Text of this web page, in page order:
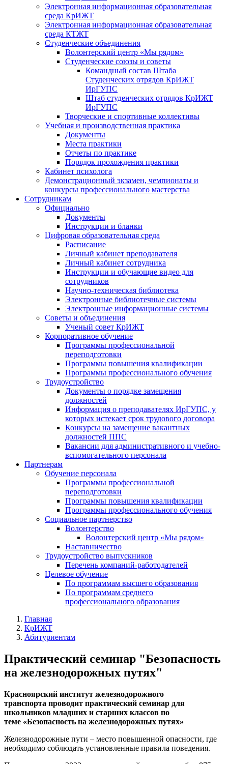
Электронная информационная образовательная
среда КрИЖТ
Электронная информационная образовательная
среда КТЖТ
Студенческие объединения
Волонтерский центр «Мы рядом»
Студенческие союзы и советы
Командный состав Штаба
Студенческих отрядов КрИЖТ
ИрГУПС
Штаб студенческих отрядов КрИЖТ
ИрГУПС
Творческие и спортивные коллективы
Учебная и производственная практика
Документы
Места практики
Отчеты по практике
Порядок прохождения практики
Кабинет психолога
Демонстрационный экзамен, чемпионаты и
конкурсы профессионального мастерства
Сотрудникам
Официально
Документы
Инструкции и бланки
Цифровая образовательная среда
Расписание
Личный кабинет преподавателя
Личный кабинет сотрудника
Инструкции и обучающие видео для
сотрудников
Научно-техническая библиотека
Электронные библиотечные системы
Электронные информационные системы
Советы и объединения
Ученый совет КрИЖТ
Корпоративное обучение
Программы профессиональной
переподготовки
Программы повышения квалификации
Программы профессионального обучения
Трудоустройство
Документы о порядке замещения
должностей
Информация о преподавателях ИрГУПС, у
которых истекает срок трудового договора
Конкурсы на замещение вакантных
должностей ППС
Вакансии для административного и учебно-
вспомогательного персонала
Партнерам
Обучение персонала
Программы профессиональной
переподготовки
Программы повышения квалификации
Программы профессионального обучения
Социальное партнерство
Волонтерство
Волонтерский центр «Мы рядом»
Наставничество
Трудоустройство выпускников
Перечень компаний-работодателей
Целевое обучение
По программам высшего образования
По программам среднего
профессионального образования
Главная
КрИЖТ
Абитуриентам
Практический семинар "Безопасность
на железнодорожных путях"
Красноярский институт железнодорожного
транспорта проводит практический семинар для
школьников младших и старших классов по
теме «Безопасность на железнодорожных путях»
Железнодорожные пути – место повышенной опасности, где
необходимо соблюдать установленные правила поведения.